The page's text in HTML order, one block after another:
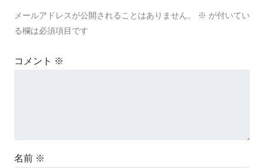
メールアドレスが公開されることはありません。 ※ が付いてい
る欄は必須項目です
コメント ※
名前 ※